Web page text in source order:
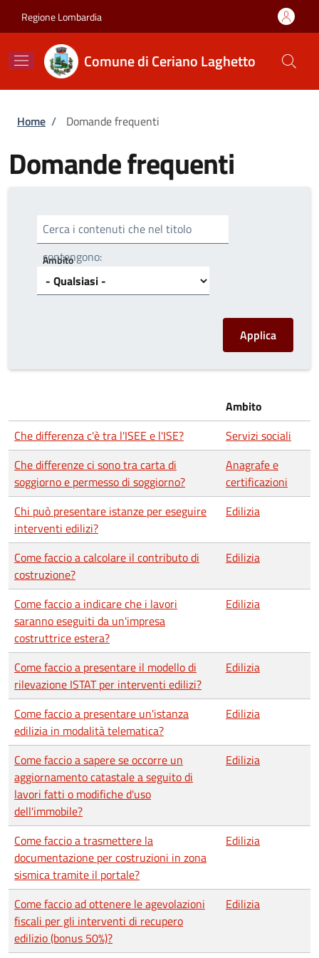
Regione Lombardia
Comune di Ceriano Laghetto
Briciole di pane
Home / Domande frequenti
Domande frequenti
Cerca i contenuti che nel titolo
contengono:
Ambito
Ambito
Che differenza c'è tra l'ISEE e l'ISE?
Servizi sociali
Che differenze ci sono tra carta di
soggiorno e permesso di soggiorno?
Anagrafe e
certificazioni
Chi può presentare istanze per eseguire
interventi edilizi?
Edilizia
Come faccio a calcolare il contributo di
costruzione?
Edilizia
Come faccio a indicare che i lavori
saranno eseguiti da un'impresa
costruttrice estera?
Edilizia
Come faccio a presentare il modello di
rilevazione ISTAT per interventi edilizi?
Edilizia
Come faccio a presentare un'istanza
edilizia in modalità telematica?
Edilizia
Come faccio a sapere se occorre un
aggiornamento catastale a seguito di
lavori fatti o modifiche d'uso
dell'immobile?
Edilizia
Come faccio a trasmettere la
documentazione per costruzioni in zona
sismica tramite il portale?
Edilizia
Come faccio ad ottenere le agevolazioni
fiscali per gli interventi di recupero
edilizio (bonus 50%)?
Edilizia